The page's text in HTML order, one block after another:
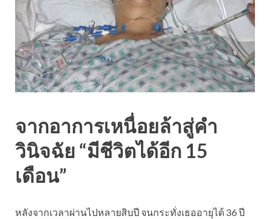
จากอาการเหนื่อยล้าสู่คำ
วินิจฉัย “มีชีวิตได้อีก 15
เดือน”
หลังจากเวลาผ่านไปหลายสิบปี จนกระทั่งเธออายุได้ 36 ปี